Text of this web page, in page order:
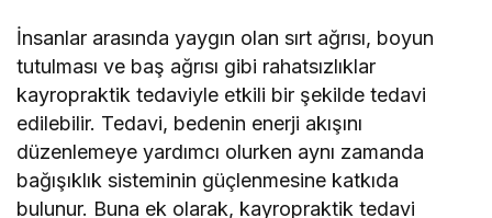
İnsanlar arasında yaygın olan sırt ağrısı, boyun
tutulması ve baş ağrısı gibi rahatsızlıklar
kayropraktik tedaviyle etkili bir şekilde tedavi
edilebilir. Tedavi, bedenin enerji akışını
düzenlemeye yardımcı olurken aynı zamanda
bağışıklık sisteminin güçlenmesine katkıda
bulunur. Buna ek olarak, kayropraktik tedavi